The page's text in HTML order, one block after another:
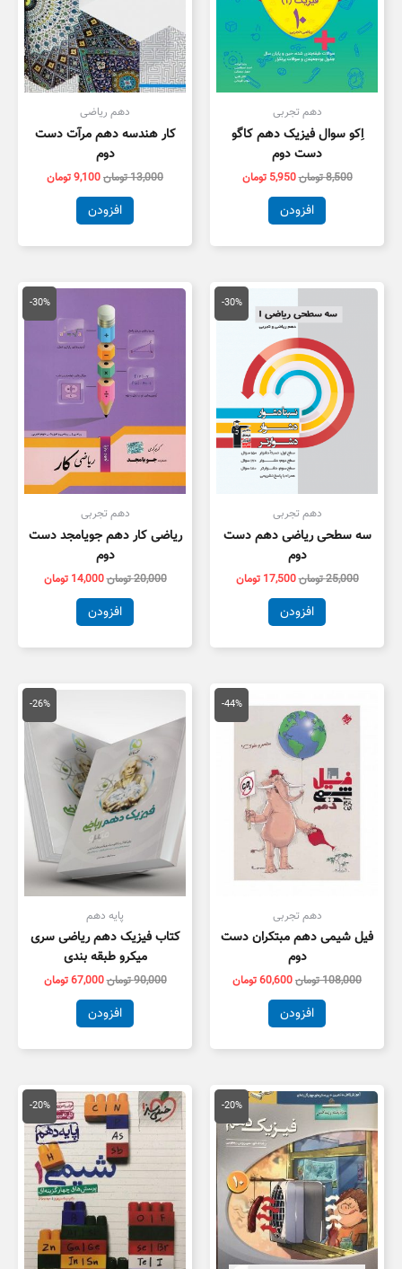
دهم تجربی
اِکو سوال فیزیک دهم کاگو
دست دوم
8,500تومان5,950 تومان
افزودن
دهم ریاضی
کار هندسه دهم مرآت دست
دوم
13,000تومان9,100تومان
افزودن
-30%
دهم تجربی
سه سطحی ریاضی دهم دست
دوم
25,000تومان
25,000 تومان
بود.
17,500 تومان
قیمت
فعلی
افزودن
-30%
دهم تجربی
ریاضی کار دهم جویامجد دست
دوم
20,000تومان
قیمت
اصلی
20,000 تومان
بود.
14,000 تومان
قیمت
فعلی
افزودن
-44%
دهم تجربی
فیل شیمی دهم مبتکران دست
دوم
108,000تومان
اصلی
108,000 تومان
بود.
60,600تومان
قیمت
فعلی
60,600 تومان
افزودن
-26%
پایه دهم
کتاب فیزیک دهم ریاضی سری
میکرو طبقه بندی
90,000تومان
90,000 تومان
بود.
67,000تومان
قیمت
فعلی
است.
افزودن
-20%
قیمت
اصلی
92,000 تومان
بود.
قیمت
فعلی
73,600 تومان
است.
-20%
قیمت
اصلی
123,000 تومان
بود.
قیمت
فعلی
است.